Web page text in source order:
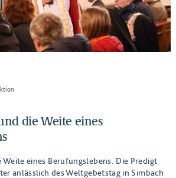
die Weite eines
eines Berufungslebens. Die Predigt
anlässlich des Weltgebetstag in Simbach